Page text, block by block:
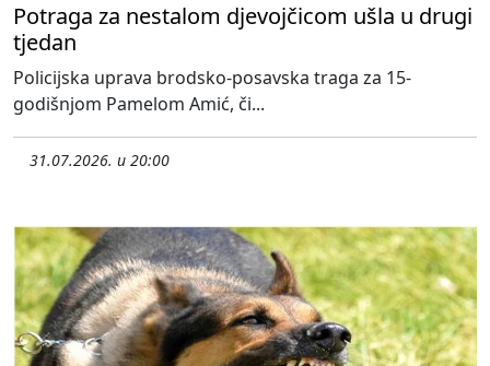
Potraga za nestalom djevojčicom ušla u drugi
tjedan
Policijska uprava brodsko-posavska traga za 15-
godišnjom Pamelom Amić, či...
31.07.2026. u 20:00